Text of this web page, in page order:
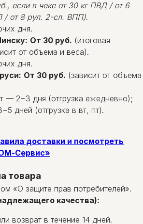
если в чеке от 30 кг ПВД / от 6
/ от 8 рул. 2-сл. ВПП).
дня.
От 30 руб. (итоговая
от объема и веса).
дня.
От 30 руб. (зависит от объема
— 2−3 дня (отгрузка ежедневно);
дней (отгрузка в вт, пт).
доставки и посмотреть
Сервис»
товара
«О защите прав потребителей».
качества):
возврат в течение 14 дней.